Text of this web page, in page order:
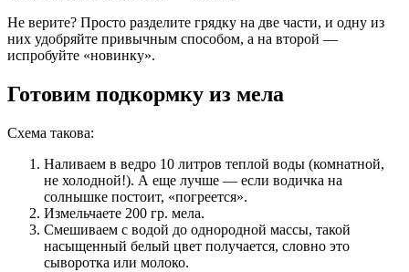
Не верите? Просто разделите грядку на две части, и одну из
них удобряйте привычным способом, а на второй —
испробуйте «новинку».
Готовим подкормку из мела
Схема такова:
Наливаем в ведро 10 литров теплой воды (комнатной,
не холодной!). А еще лучше — если водичка на
солнышке постоит, «погреется».
Измельчаете 200 гр. мела.
Смешиваем с водой до однородной массы, такой
насыщенный белый цвет получается, словно это
сыворотка или молоко.